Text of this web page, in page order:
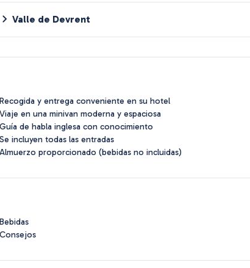
Valle de Devrent
Recogida y entrega conveniente en su hotel
Viaje en una minivan moderna y espaciosa
Guía de habla inglesa con conocimiento
Se incluyen todas las entradas
Almuerzo proporcionado (bebidas no incluidas)
Bebidas
Consejos